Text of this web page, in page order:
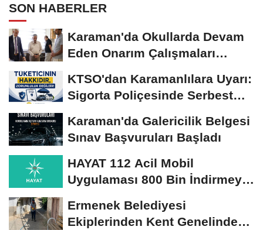
SON HABERLER
Karaman'da Okullarda Devam
Eden Onarım Çalışmaları
KTSO'dan Karamanlılara Uyarı:
Sigorta Poliçesinde Serbest
Karaman'da Galericilik Belgesi
Sınav Başvuruları Başladı
HAYAT 112 Acil Mobil
Uygulaması 800 Bin İndirmeyi
Ermenek Belediyesi
Ekiplerinden Kent Genelinde